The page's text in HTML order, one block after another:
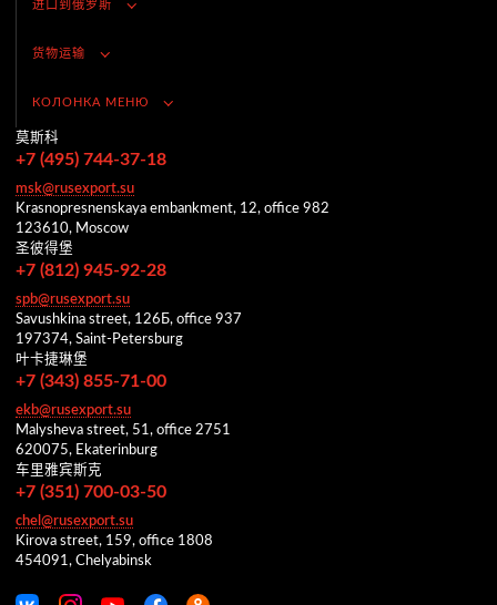
进口到俄罗斯
货物运输
КОЛОНКА МЕНЮ
莫斯科
+7 (495) 744-37-18
msk@rusexport.su
Krasnopresnenskaya embankment, 12, office 982
123610, Moscow
圣彼得堡
+7 (812) 945-92-28
spb@rusexport.su
Savushkina street, 126Б, office 937
197374, Saint-Petersburg
叶卡捷琳堡
+7 (343) 855-71-00
ekb@rusexport.su
Malysheva street, 51, office 2751
620075, Ekaterinburg
车里雅宾斯克
+7 (351) 700-03-50
chel@rusexport.su
Kirova street, 159, office 1808
454091, Chelyabinsk